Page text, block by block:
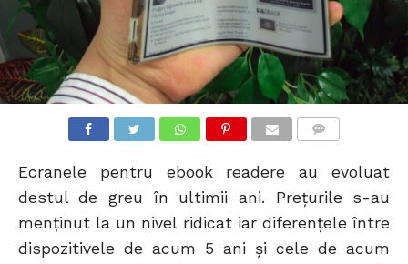
Ecranele pentru ebook readere au evoluat
destul de greu în ultimii ani. Prețurile s-au
menținut la un nivel ridicat iar diferențele între
dispozitivele de acum 5 ani și cele de acum